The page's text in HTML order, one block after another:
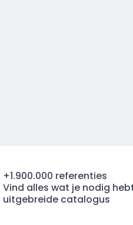
+1.900.000 referenties
Vind alles wat je nodig
uitgebreide catalogus